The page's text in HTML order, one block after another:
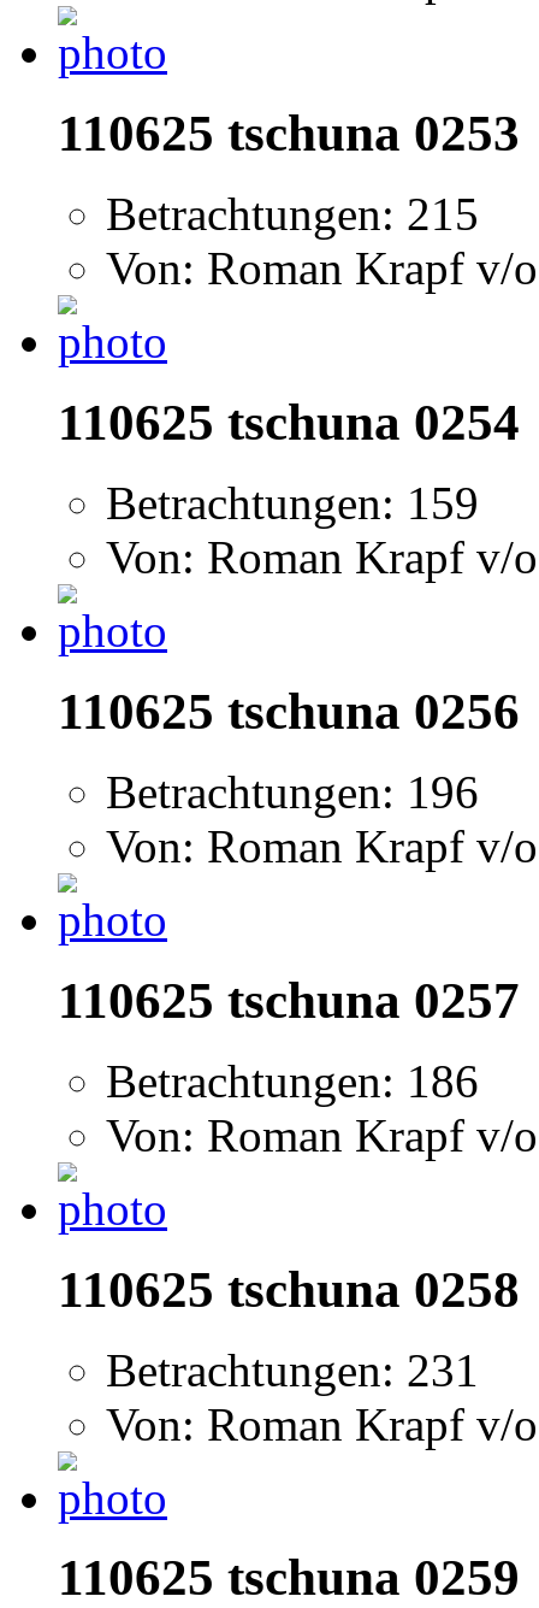
110625 tschuna 0253
Betrachtungen: 215
Von: Roman Krapf v/
110625 tschuna 0254
Betrachtungen: 159
Von: Roman Krapf v/
110625 tschuna 0256
Betrachtungen: 196
Von: Roman Krapf v/
110625 tschuna 0257
Betrachtungen: 186
Von: Roman Krapf v/
110625 tschuna 0258
Betrachtungen: 231
Von: Roman Krapf v/
110625 tschuna 0259